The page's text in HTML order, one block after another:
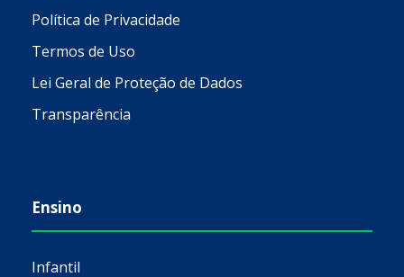
Política de Privacidade
Termos de Uso
Lei Geral de Proteção de Dados
Transparência
Ensino
Infantil